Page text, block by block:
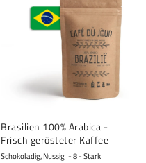
Brasilien 100% Arabica -
Frisch gerösteter Kaffee
Schokoladig, Nussig 8 - Stark